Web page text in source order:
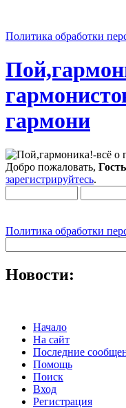
Политика обработки
гармони
Добро пожаловать, Гость
зарегистрируйтесь.
Политика обработки
Новости:
Начало
На сайт
Последние
Помощь
Поиск
Вход
Регистрация